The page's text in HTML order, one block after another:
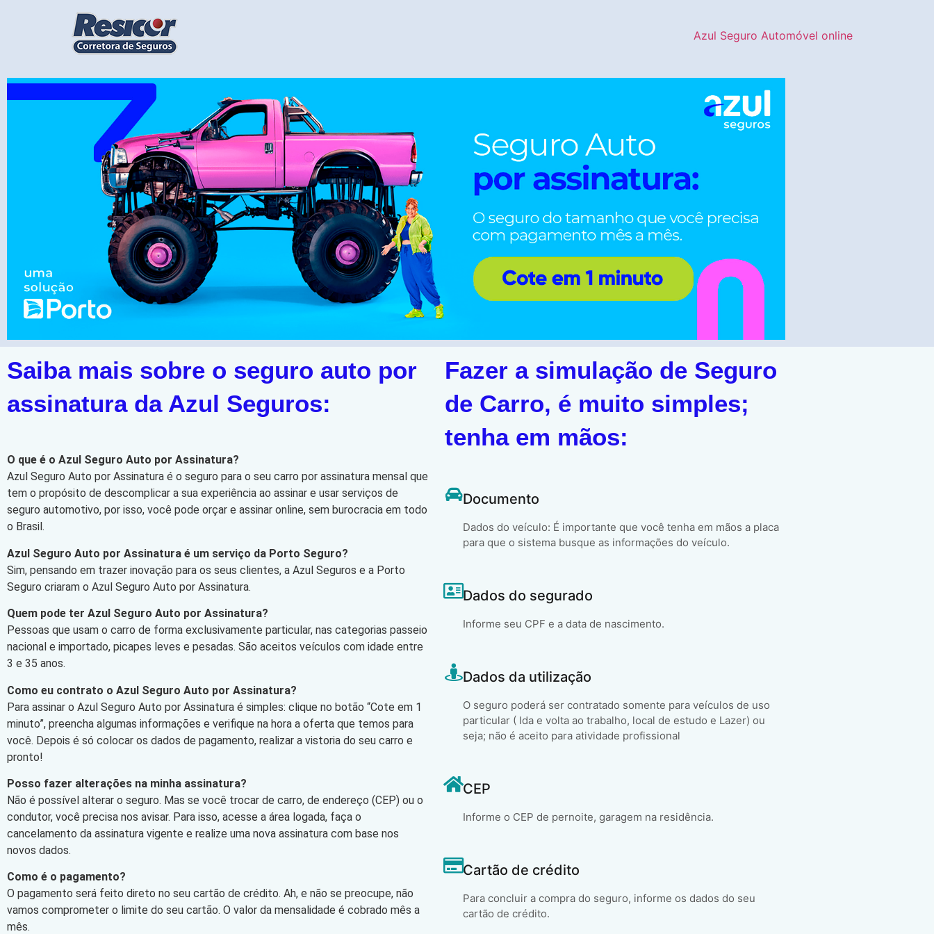
Azul Seguro Automóvel online
Saiba mais sobre o seguro auto por
assinatura da Azul Seguros:
O que é o Azul Seguro Auto por Assinatura?
Azul Seguro Auto por Assinatura é o seguro para o seu carro por assinatura mensal que
tem o propósito de descomplicar a sua experiência ao assinar e usar serviços de
seguro automotivo, por isso, você pode orçar e assinar online, sem burocracia em todo
o Brasil.
Azul Seguro Auto por Assinatura é um serviço da Porto Seguro?
Sim, pensando em trazer inovação para os seus clientes, a Azul Seguros e a Porto
Seguro criaram o Azul Seguro Auto por Assinatura.
Quem pode ter Azul Seguro Auto por Assinatura?
Pessoas que usam o carro de forma exclusivamente particular, nas categorias passeio
nacional e importado, picapes leves e pesadas. São aceitos veículos com idade entre
3 e 35 anos.
Como eu contrato o Azul Seguro Auto por Assinatura?
Para assinar o Azul Seguro Auto por Assinatura é simples: clique no botão “Cote em 1
minuto”, preencha algumas informações e verifique na hora a oferta que temos para
você. Depois é só colocar os dados de pagamento, realizar a vistoria do seu carro e
pronto!
Posso fazer alterações na minha assinatura?
Não é possível alterar o seguro. Mas se você trocar de carro, de endereço (CEP) ou o
condutor, você precisa nos avisar. Para isso, acesse a área logada, faça o
cancelamento da assinatura vigente e realize uma nova assinatura com base nos
novos dados.
Como é o pagamento?
O pagamento será feito direto no seu cartão de crédito. Ah, e não se preocupe, não
vamos comprometer o limite do seu cartão. O valor da mensalidade é cobrado mês a
mês.
Fazer a simulação de Seguro
de Carro, é muito simples;
tenha em mãos:
Documento
Dados do veículo: É importante que você tenha em mãos a placa
para que o sistema busque as informações do veículo.
Dados do segurado
Informe seu CPF e a data de nascimento.
Dados da utilização
O seguro poderá ser contratado somente para veículos de uso
particular ( Ida e volta ao trabalho, local de estudo e Lazer) ou
seja; não é aceito para atividade profissional
CEP
Informe o CEP de pernoite, garagem na residência.
Cartão de crédito
Para concluir a compra do seguro, informe os dados do seu
cartão de crédito.